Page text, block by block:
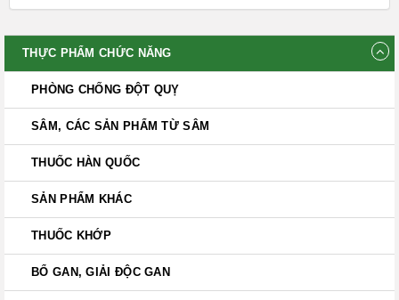
THỰC PHẨM CHỨC NĂNG
PHÒNG CHỐNG ĐỘT QUỴ
SÂM, CÁC SẢN PHẨM TỪ SÂM
THUỐC HÀN QUỐC
SẢN PHẨM KHÁC
THUỐC KHỚP
BỔ GAN, GIẢI ĐỘC GAN